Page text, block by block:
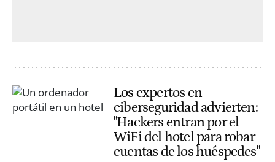
Los expertos en
ciberseguridad advierten:
"Hackers entran por el
WiFi del hotel para robar
cuentas de los huéspedes"